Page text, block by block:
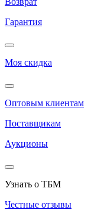
Гарантия
Моя скидка
Оптовым клиентам
Поставщикам
Аукционы
Узнать о ТБМ
Честные отзывы